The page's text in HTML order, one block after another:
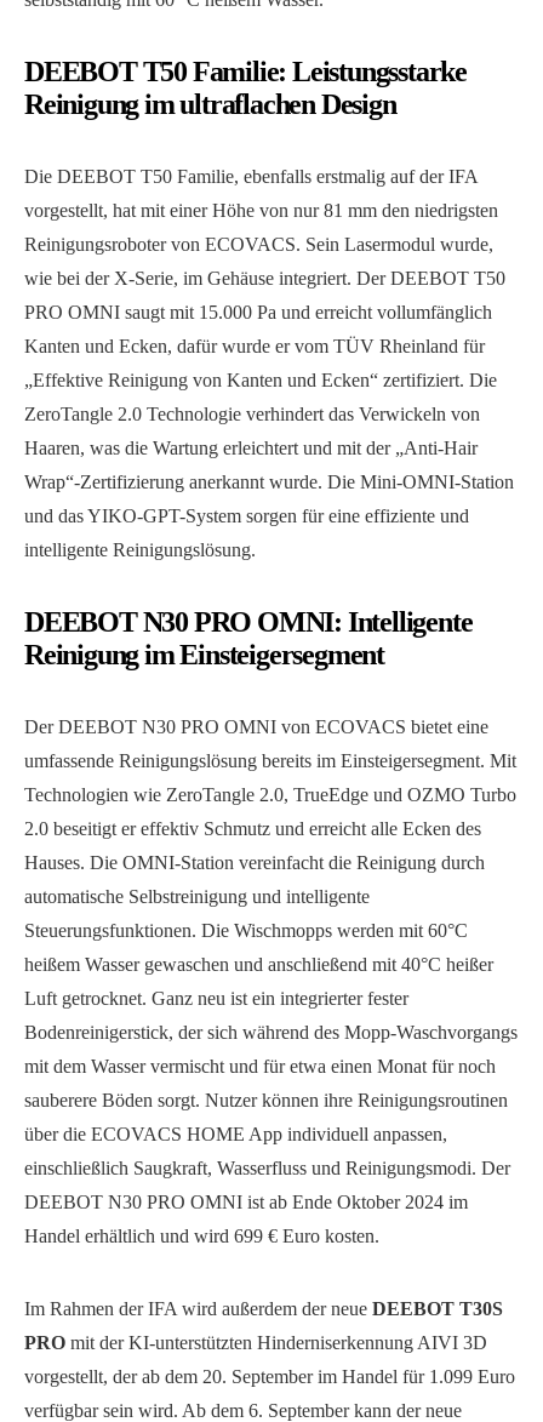
DEEBOT T50 Familie: Leistungsstarke
Reinigung im ultraflachen Design
Die DEEBOT T50 Familie, ebenfalls erstmalig auf der IFA
vorgestellt, hat mit einer Höhe von nur 81 mm den niedrigsten
Reinigungsroboter von ECOVACS. Sein Lasermodul wurde,
wie bei der X-Serie, im Gehäuse integriert. Der DEEBOT T50
PRO OMNI saugt mit 15.000 Pa und erreicht vollumfänglich
Kanten und Ecken, dafür wurde er vom TÜV Rheinland für
„Effektive Reinigung von Kanten und Ecken“ zertifiziert. Die
ZeroTangle 2.0 Technologie verhindert das Verwickeln von
Haaren, was die Wartung erleichtert und mit der „Anti-Hair
Wrap“-Zertifizierung anerkannt wurde. Die Mini-OMNI-Station
und das YIKO-GPT-System sorgen für eine effiziente und
intelligente Reinigungslösung.
DEEBOT N30 PRO OMNI: Intelligente
Reinigung im Einsteigersegment
Der DEEBOT N30 PRO OMNI von ECOVACS bietet eine
umfassende Reinigungslösung bereits im Einsteigersegment. Mit
Technologien wie ZeroTangle 2.0, TrueEdge und OZMO Turbo
2.0 beseitigt er effektiv Schmutz und erreicht alle Ecken des
Hauses. Die OMNI-Station vereinfacht die Reinigung durch
automatische Selbstreinigung und intelligente
Steuerungsfunktionen. Die Wischmopps werden mit 60°C
heißem Wasser gewaschen und anschließend mit 40°C heißer
Luft getrocknet. Ganz neu ist ein integrierter fester
Bodenreinigerstick, der sich während des Mopp-Waschvorgangs
mit dem Wasser vermischt und für etwa einen Monat für noch
sauberere Böden sorgt. Nutzer können ihre Reinigungsroutinen
über die ECOVACS HOME App individuell anpassen,
einschließlich Saugkraft, Wasserfluss und Reinigungsmodi. Der
DEEBOT N30 PRO OMNI ist ab Ende Oktober 2024 im
Handel erhältlich und wird 699 € Euro kosten.
Im Rahmen der IFA wird außerdem der neue DEEBOT T30S
PRO mit der KI-unterstützten Hinderniserkennung AIVI 3D
vorgestellt, der ab dem 20. September im Handel für 1.099 Euro
verfügbar sein wird. Ab dem 6. September kann der neue